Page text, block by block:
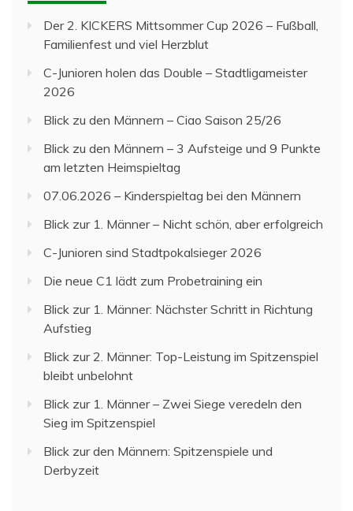
Der 2. KICKERS Mittsommer Cup 2026 – Fußball,
Familienfest und viel Herzblut
C-Junioren holen das Double – Stadtligameister
2026
Blick zu den Männern – Ciao Saison 25/26
Blick zu den Männern – 3 Aufsteige und 9 Punkte
am letzten Heimspieltag
07.06.2026 – Kinderspieltag bei den Männern
Blick zur 1. Männer – Nicht schön, aber erfolgreich
C-Junioren sind Stadtpokalsieger 2026
Die neue C1 lädt zum Probetraining ein
Blick zur 1. Männer: Nächster Schritt in Richtung
Aufstieg
Blick zur 2. Männer: Top-Leistung im Spitzenspiel
bleibt unbelohnt
Blick zur 1. Männer – Zwei Siege veredeln den
Sieg im Spitzenspiel
Blick zur den Männern: Spitzenspiele und
Derbyzeit